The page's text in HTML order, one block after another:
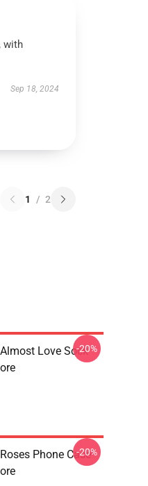
with
Sep 18, 2024
1 / 2
Love Sock
-20%
Phone Case
-20%